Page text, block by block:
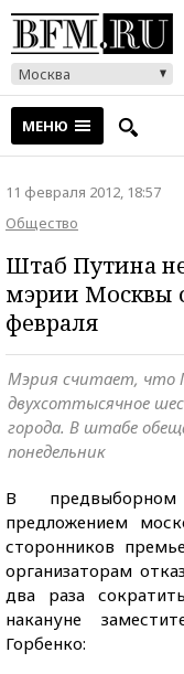
Москва
МЕНЮ
11 февраля 2012, 18:57
Общество
Штаб Путина
мэрии Москвы
февраля
Мэрия считает, что
двухсоттысячное
города. В штабе
понедельник
В
предложением
сторонников
организаторам
два раза
накануне
Горбенко: